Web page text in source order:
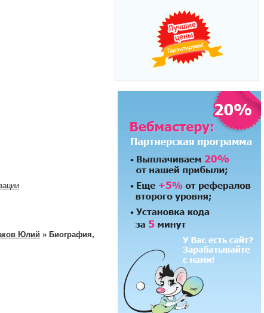
Юлий » Биография,